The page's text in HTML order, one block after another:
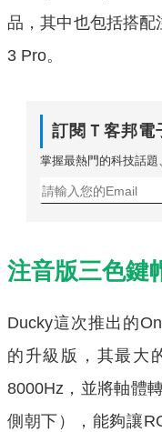
品，其中也包括搭
3 Pro。
訂閱Ｔ客邦電
掌握最熱門的科技話題
注音版三色鍵
Ducky這次推出的
的升級版，其最大
8000Hz，並將軸體
側朝下），能夠讓